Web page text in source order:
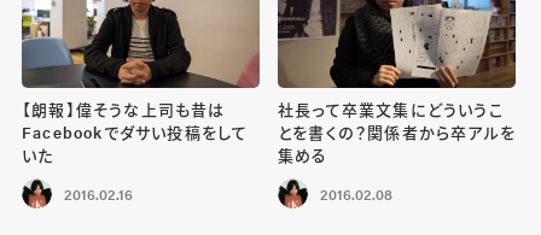
【朗報】偉そうな上司も昔は
Facebookでダサい投稿をして
いた
2016.02.16
社長って卒業文集にどういうこ
とを書くの？関係者から卒アルを
集める
2016.02.08